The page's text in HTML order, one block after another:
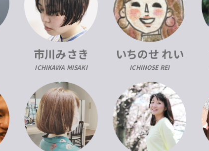
市川みさき
ICHIKAWA MISAKI
いちのせ れい
ICHINOSE REI